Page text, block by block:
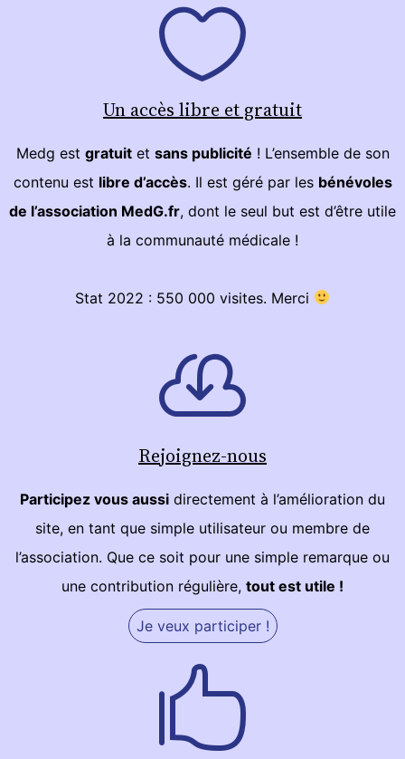
Un accès libre et gratuit
Medg est gratuitet sans publicité ! L’ensemble de son
contenu est libre d’accès. Il est géré par les bénévoles
de l’association MedG.fr, dont le seul but est d’être utile
à la communauté médicale !
Stat 2022 : 550 000 visites. Merci
Rejoignez-nous
Participez vous aussi directement à l’amélioration du
site, en tant que simple utilisateur ou membre de
l’association. Que ce soit pour une simple remarque ou
une contribution régulière, tout est utile !
Je veux participer !